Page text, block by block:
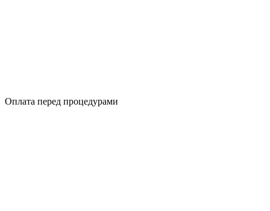
Оплата перед процедурами